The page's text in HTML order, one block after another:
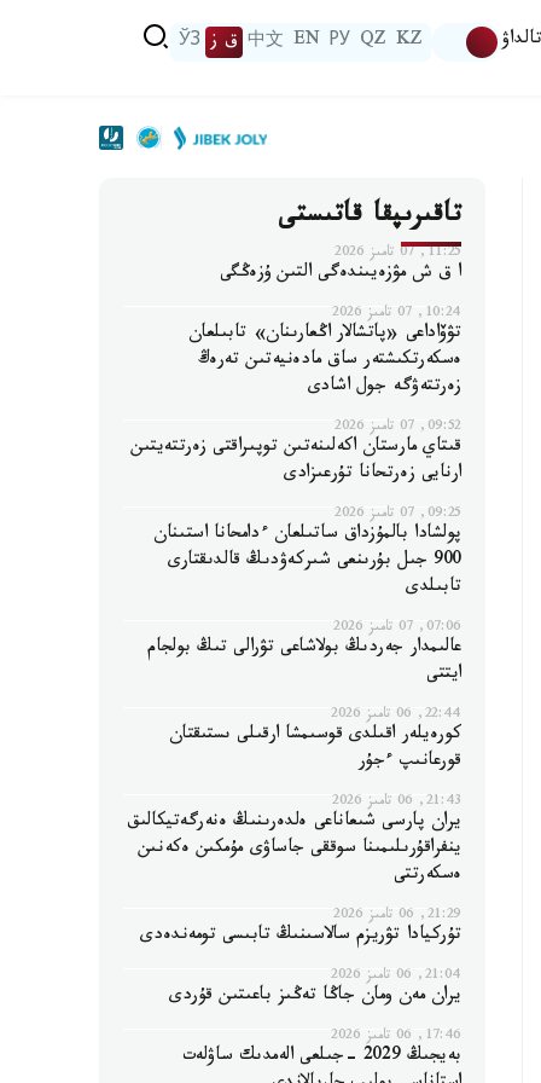
تالداۋ KZ
QZ
РУ
EN
中文 ق ز ЎЗ
تاقىرىپقا قاتىستى
11:25, 07 تامىز 2026
ا ق ش مۋزەيىندەگى التىن ۇزەڭگى
10:24, 07 تامىز 2026
تۋۆاداعى «پاتشالار اڭعارىنان» تابىلعان
ەسكەرتكىشتەر ساق مادەنيەتىن تەرەڭ
زەرتتەۋگە جول اشادى
09:52, 07 تامىز 2026
قىتاي مارستان اكەلىنەتىن توپىراقتى زەرتتەيتىن
ارنايى زەرتحانا تۇرعىزادى
09:25, 07 تامىز 2026
پولشادا بالمۇزداق ساتىلعان ءدامحانا استىنان
900 جىل بۇرىنعى شىركەۋدىڭ قالدىقتارى
تابىلدى
07:06, 07 تامىز 2026
عالىمدار جەردىڭ بولاشاعى تۋرالى تىڭ بولجام
ايتتى
22:44, 06 تامىز 2026
كورەيلەر اقىلدى قوسىمشا ارقىلى ىستىقتان
قورعانىپ ءجۇر
21:43, 06 تامىز 2026
يران پارسى شىعاناعى ەلدەرىنىڭ ەنەرگەتيكالىق
ينفراقۇرىلىمىنا سوققى جاساۋى مۇمكىن ەكەنىن
ەسكەرتتى
21:29, 06 تامىز 2026
تۇركيادا تۋريزم سالاسىنىڭ تابىسى تومەندەدى
21:04, 06 تامىز 2026
يران مەن ومان جاڭا تەڭىز باعىتىن قۇردى
17:46, 06 تامىز 2026
بەيجىڭ 2029 -جىلعى الەمدىك ساۋلەت